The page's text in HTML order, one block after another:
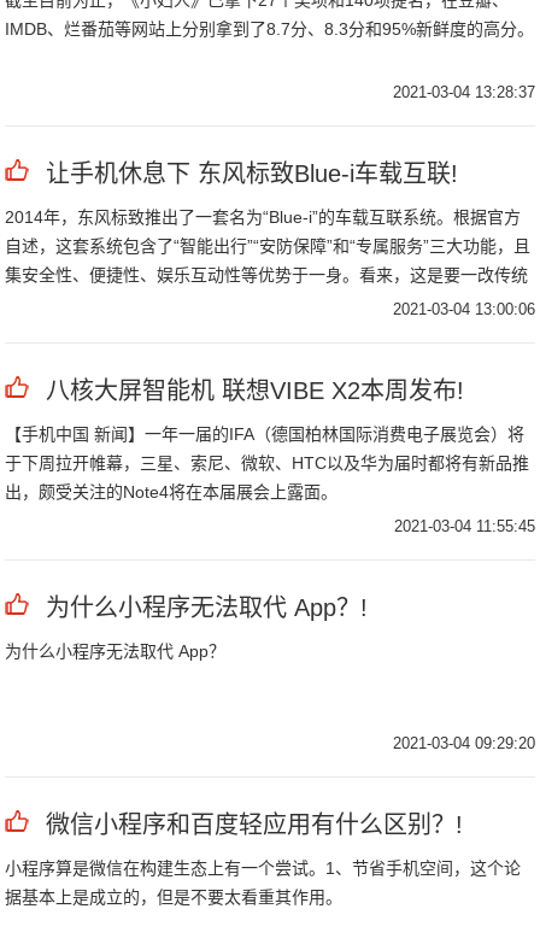
IMDB、烂番茄等网站上分别拿到了8.7分、8.3分和95%新鲜度的高分。
2021-03-04 13:28:37
让手机休息下 东风标致Blue-i车载互联!
2014年，东风标致推出了一套名为“Blue-i”的车载互联系统。根据官方
自述，这套系统包含了“智能出行”“安防保障”和“专属服务”三大功能，且
集安全性、便捷性、娱乐互动性等优势于一身。看来，这是要一改传统
车载多媒体“无人问津”窘境，让它不再是中控台上的一个摆设。
2021-03-04 13:00:06
八核大屏智能机 联想VIBE X2本周发布!
【手机中国 新闻】一年一届的IFA（德国柏林国际消费电子展览会）将
于下周拉开帷幕，三星、索尼、微软、HTC以及华为届时都将有新品推
出，颇受关注的Note4将在本届展会上露面。
2021-03-04 11:55:45
为什么小程序无法取代 App？!
为什么小程序无法取代 App？
2021-03-04 09:29:20
微信小程序和百度轻应用有什么区别？!
小程序算是微信在构建生态上有一个尝试。1、节省手机空间，这个论
据基本上是成立的，但是不要太看重其作用。